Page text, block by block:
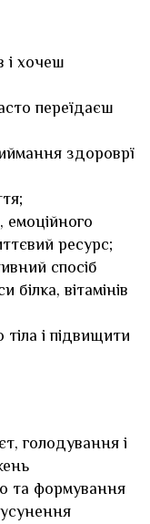
і хочеш
переїдаєш
здороврї
емоційного
ресурс;
спосіб
вітамінів
і підвищити
голодування і
та формування